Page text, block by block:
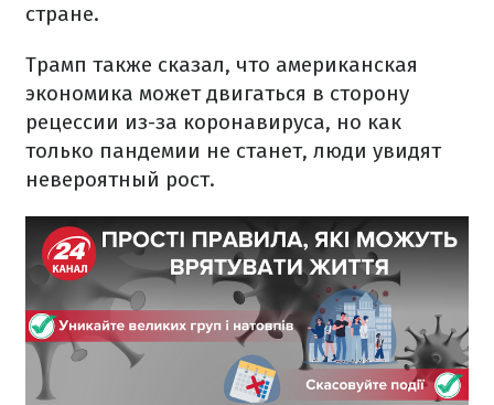
стране.
Трамп также сказал, что американская
экономика может двигаться в сторону
рецессии из-за коронавируса, но как
только пандемии не станет, люди увидят
невероятный рост.